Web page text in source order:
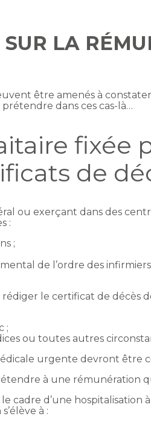
LA
être amenés à
dans ces cas-là…
fixée
de
ou exerçant dans des
:
;
de l’ordre des
le certificat de décès
;
ou toutes autres
urgente devront être
à une rémunération
cadre d’une
à :